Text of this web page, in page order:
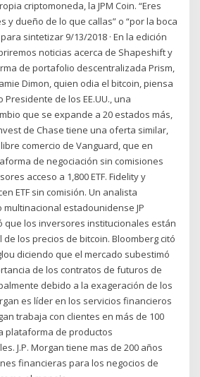
criptomoneda, la JPM Coin. “Eres
y dueño de lo que callas” o “por la boca
sintetizar 9/13/2018 · En la edición
noticias acerca de Shapeshift y
de portafolio descentralizada Prism,
Dimon, quien odia el bitcoin, piensa
de los EE.UU., una
que se expande a 20 estados más,
de Chase tiene una oferta similar,
comercio de Vanguard, que en
de negociación sin comisiones
acceso a 1,800 ETF. Fidelity y
ETF sin comisión. Un analista
multinacional estadounidense JP
que los inversores institucionales están
los precios de bitcoin. Bloomberg citó
diciendo que el mercado subestimó
de los contratos de futuros de
debido a la exageración de los
es líder en los servicios financieros
trabaja con clientes en más de 100
plataforma de productos
J.P. Morgan tiene mas de 200 años
financieras para los negocios de